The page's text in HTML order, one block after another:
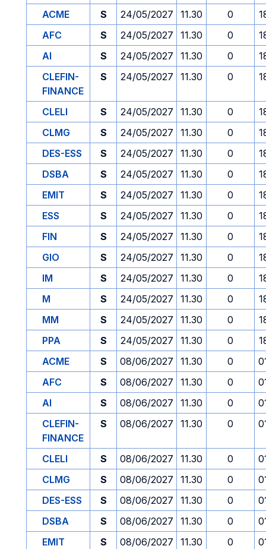
ACME
S 24/05/2027 11.30 0
AFC
S 24/05/2027 11.30 0
AI
S 24/05/2027 11.30 0
CLEFIN-
FINANCE
S 24/05/2027 11.30 0
CLELI S 24/05/2027 11.30 0
CLMG
S 24/05/2027 11.30 0
DES-ESS
S 24/05/2027 11.30 0
DSBA
S 24/05/2027 11.30 0
EMIT
S 24/05/2027 11.30 0
ESS
S 24/05/2027 11.30 0
FIN
S 24/05/2027 11.30 0
GIO
S 24/05/2027 11.30 0
IM
S 24/05/2027 11.30 0
M
S 24/05/2027 11.30 0
MM
S 24/05/2027 11.30 0
PPA
S 24/05/2027 11.30 0
ACME
S 08/06/2027 11.30 0
AFC
S 08/06/2027 11.30 0
AI
S 08/06/2027 11.30 0
CLEFIN-
FINANCE
S 08/06/2027 11.30 0
CLELI S 08/06/2027 11.30 0
CLMG
S 08/06/2027 11.30 0
DES-ESS
S 08/06/2027 11.30 0
DSBA
S 08/06/2027 11.30 0
EMIT
S 08/06/2027 11.30 0